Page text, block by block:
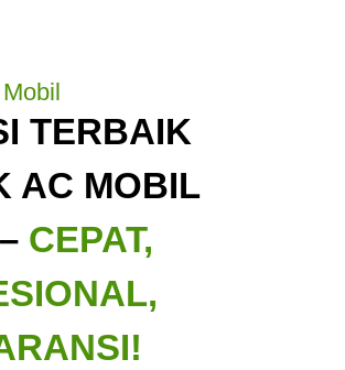
TERBAIK
AC MOBIL
CEPAT,